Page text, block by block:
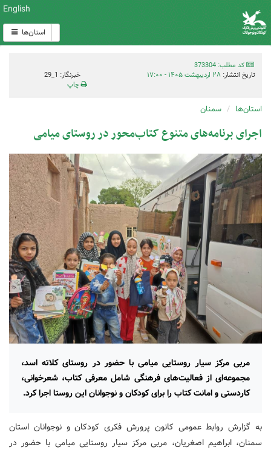
English
استان‌ها
کد مطلب: 373304
تاریخ انتشار: ۲۸ اردیبهشت ۱۴۰۵ - ۱۷:۰۰
خبرنگار: 1_29
چاپ
استان‌ها سمنان
اجرای برنامه‌های متنوع کتاب‌محور در روستای میامی
مربی مرکز سیار روستایی میامی با حضور در روستای کلاته اسد،
مجموعه‌ای از فعالیت‌های فرهنگی شامل معرفی کتاب، شعرخوانی،
کاردستی و امانت کتاب را برای کودکان و نوجوانان این روستا اجرا کرد.
به گزارش روابط عمومی کانون پرورش فکری کودکان و نوجوانان استان
سمنان، ابراهیم اصغریان، مربی مرکز سیار روستایی میامی با حضور در